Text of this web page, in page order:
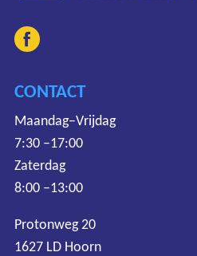
CONTACT
Maandag–Vrijdag
7:30 –17:00
Zaterdag
8:00 –13:00
Protonweg 20
1627 LD Hoorn